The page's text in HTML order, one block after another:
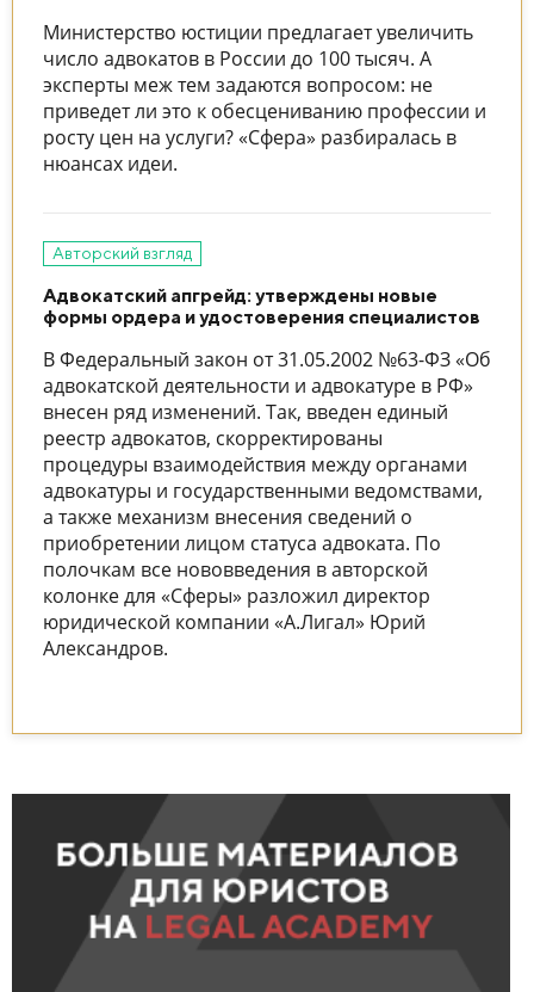
Министерство юстиции предлагает увеличить
число адвокатов в России до 100 тысяч. А
эксперты меж тем задаются вопросом: не
приведет ли это к обесцениванию профессии и
росту цен на услуги? «Сфера» разбиралась в
нюансах идеи.
Авторский взгляд
Адвокатский апгрейд: утверждены новые
формы ордера и удостоверения специалистов
В Федеральный закон от 31.05.2002 №63-ФЗ «Об
адвокатской деятельности и адвокатуре в РФ»
внесен ряд изменений. Так, введен единый
реестр адвокатов, скорректированы
процедуры взаимодействия между органами
адвокатуры и государственными ведомствами,
а также механизм внесения сведений о
приобретении лицом статуса адвоката. По
полочкам все нововведения в авторской
колонке для «Сферы» разложил директор
юридической компании «А.Лигал» Юрий
Александров.